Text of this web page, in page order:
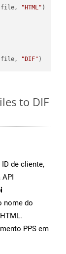
"HTML" )
"DIF"
to DIF
de cliente,
API
nome do
PPS em